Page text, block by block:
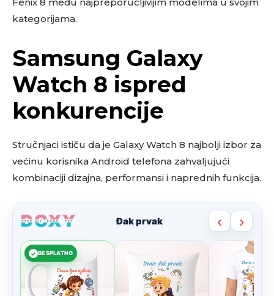
kategorijama.
Samsung Galaxy
Watch 8 ispred
konkurencije
Stručnjaci ističu da je Galaxy Watch 8 najbolji izbor za
većinu korisnika Android telefona zahvaljujući
kombinaciji dizajna, performansi i naprednih funkcija.